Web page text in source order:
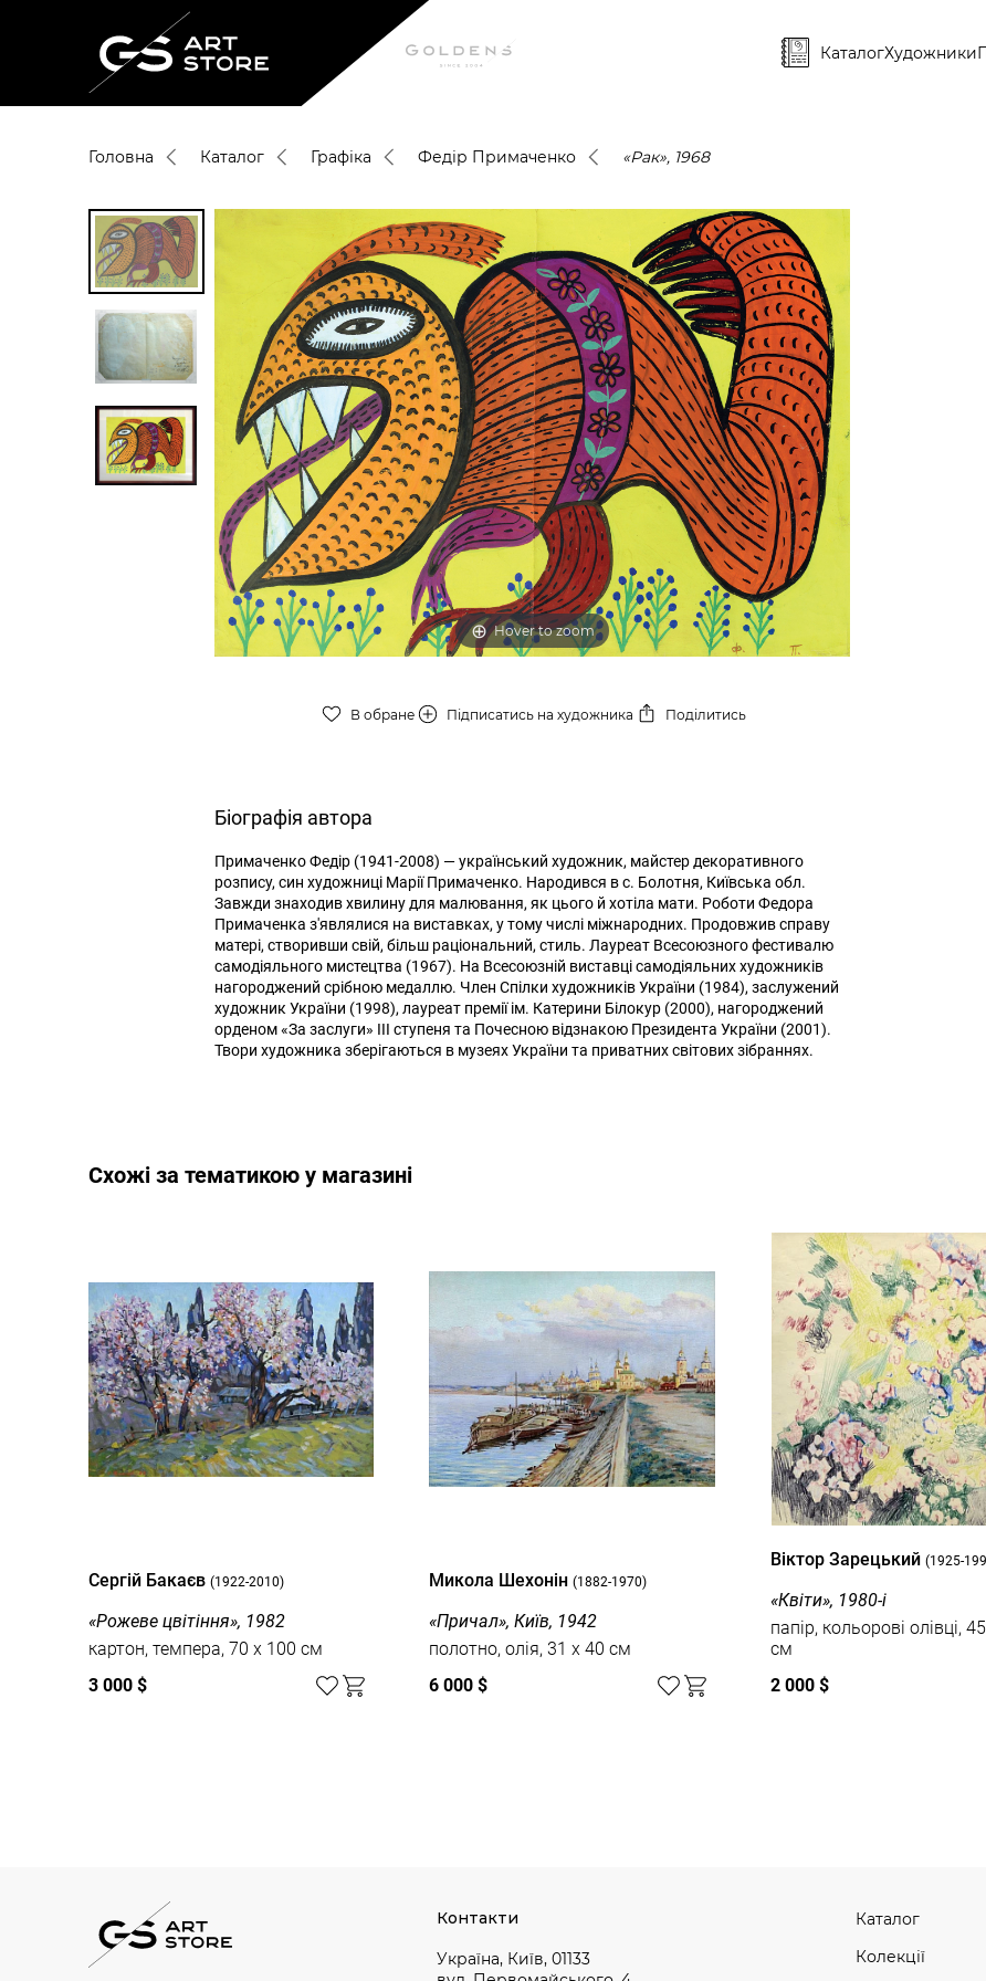
КаталогХудожники
Головна Каталог Графіка Федір Примаченко «Рак», 1968
Hover to zoom
В обране Підписатись на художника Поділитись
Біографія автора
Примаченко Федір (1941-2008) — український художник, майстер декоративного
розпису, син художниці Марії Примаченко. Народився в с. Болотня, Київська обл.
Завжди знаходив хвилину для малювання, як цього й хотіла мати. Роботи Федора
Примаченка з'являлися на виставках, у тому числі міжнародних. Продовжив справу
матері, створивши свій, більш раціональний, стиль. Лауреат Всесоюзного фестивалю
самодіяльного мистецтва (1967). На Всесоюзній виставці самодіяльних художників
нагороджений срібною медаллю. Член Спілки художників України (1984), заслужений
художник України (1998), лауреат премії ім. Катерини Білокур (2000), нагороджений
орденом «За заслуги» ІІІ ступеня та Почесною відзнакою Президента України (2001).
Твори художника зберігаються в музеях України та приватних світових зібраннях.
Cхожі за тематикою у магазині
Сергій Бакаєв (1922-2010)
«Рожеве цвітіння», 1982
картон, темпера, 70 x 100 см
3 000 $
Микола Шехонін(1882-1970)
«Причал», Київ, 1942
полотно, олія, 31 x 40 см
6 000 $
Вiктор Зарецький (1925-
«Квіти», 1980-і
папір, кольорові олівці,
см
2 000 $
Контакти
Україна, Київ, 01133
Каталог
Колекції